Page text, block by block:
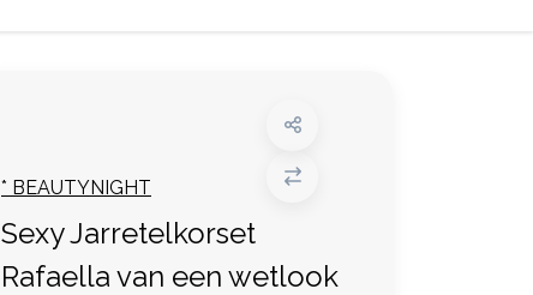
* BEAUTYNIGHT
Sexy Jarretelkorset
Rafaella van een wetlook